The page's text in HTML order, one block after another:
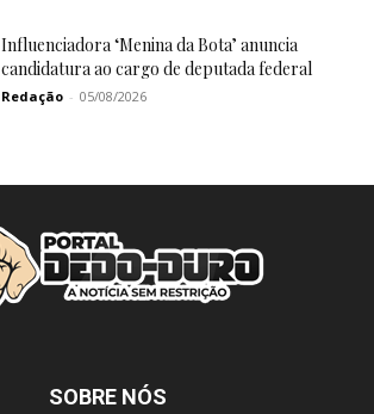
Influenciadora ‘Menina da Bota’ anuncia
candidatura ao cargo de deputada federal
Redação - 05/08/2026
SOBRE NÓS